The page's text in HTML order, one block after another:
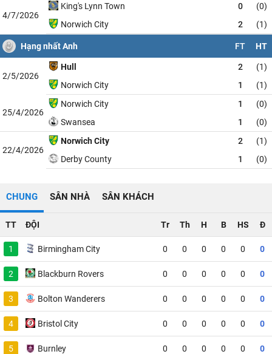
4/7/2026
King's Lynn Town 0
(0)
Norwich City
2 (1)
Hạng nhất Anh FT HT
2/5/2026
Hull 2
(1)
Norwich City
1 (1)
25/4/2026
Norwich City 1
(0)
Swansea
1 (0)
22/4/2026
Norwich City 2
(1)
Derby County
1 (0)
CHUNG SÂN NHÀ SÂN KHÁCH
TT ĐỘI Tr Th H B HS Đ
1 Birmingham City 0 0 0 0 0 0
2 Blackburn Rovers 0 0 0 0 0 0
3 Bolton Wanderers 0 0 0 0 0 0
4 Bristol City 0 0 0 0 0 0
5 Burnley 0 0 0 0 0 0